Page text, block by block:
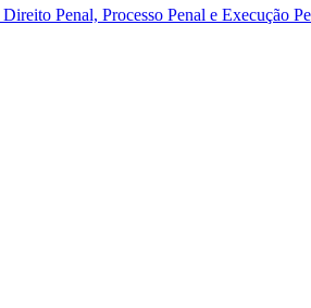
Penal, Processo Penal e